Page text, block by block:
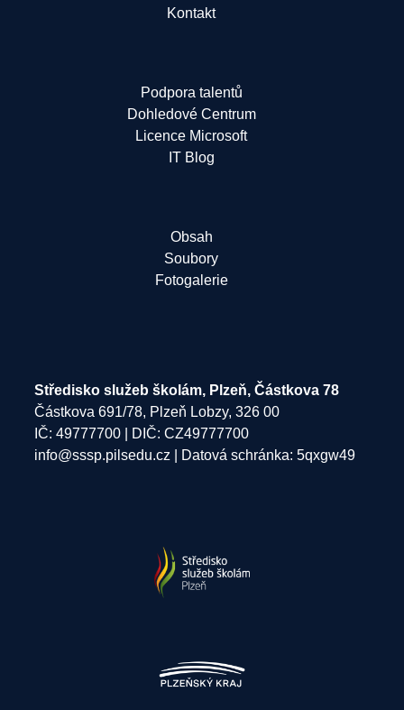
Kontakt
Podpora talentů
Dohledové Centrum
Licence Microsoft
IT Blog
Obsah
Soubory
Fotogalerie
Středisko služeb školám, Plzeň, Částkova 78
Částkova 691/78, Plzeň Lobzy, 326 00
IČ: 49777700 | DIČ: CZ49777700
info@sssp.pilsedu.cz | Datová schránka: 5qxgw49